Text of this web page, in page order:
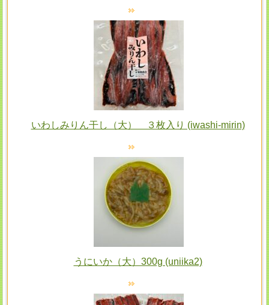
いわしみりん干し（大） ３枚入り (iwashi-mirin)
うにいか（大）300g (uniika2)